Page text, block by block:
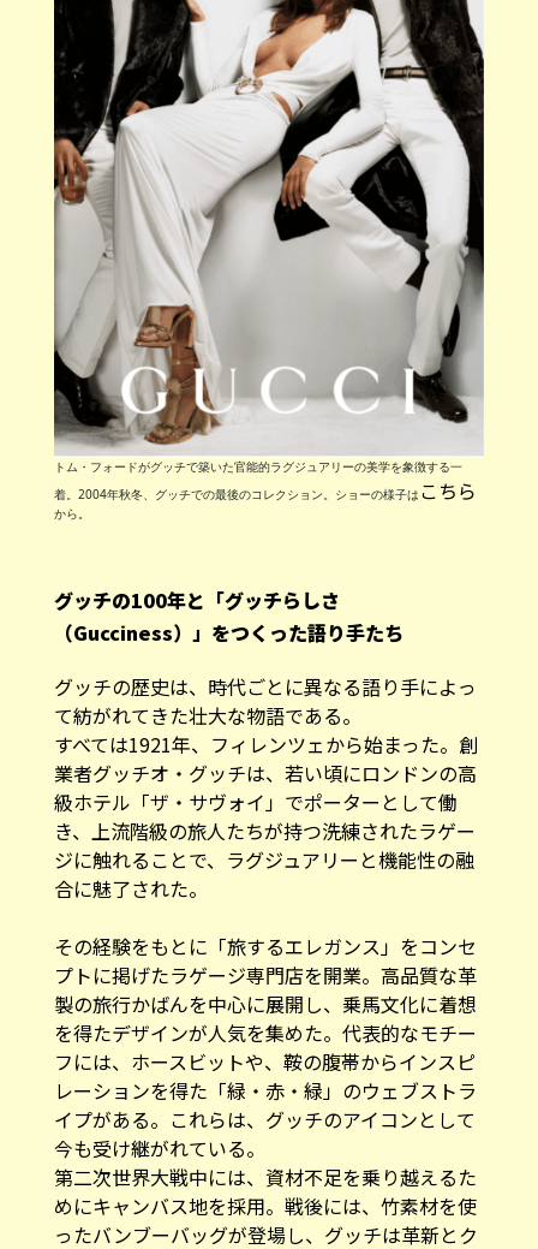
トム・フォードがグッチで築いた官能的ラグジュアリーの美学を象徴する一
着。2004年秋冬、グッチでの最後のコレクション。ショーの様子はこちら
から。
（Gucciness）」をつくった語り手たち
て紡がれてきた壮大な物語である。
すべては1921年、フィレンツェから始まった。創
業者グッチオ・グッチは、若い頃にロンドンの高
級ホテル「ザ・サヴォイ」でポーターとして働
き、上流階級の旅人たちが持つ洗練されたラゲー
ジに触れることで、ラグジュアリーと機能性の融
合に魅了された。
プトに掲げたラゲージ専門店を開業。高品質な革
製の旅行かばんを中心に展開し、乗馬文化に着想
を得たデザインが人気を集めた。代表的なモチー
フには、ホースビットや、鞍の腹帯からインスピ
レーションを得た「緑・赤・緑」のウェブストラ
イプがある。これらは、グッチのアイコンとして
今も受け継がれている。
第二次世界大戦中には、資材不足を乗り越えるた
めにキャンバス地を採用。戦後には、竹素材を使
ったバンブーバッグが登場し、グッチは革新とク